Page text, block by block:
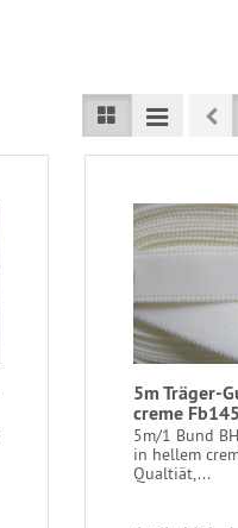
5m Träger-
creme
5m/1 Bund
in hellem
Qualtiät,...